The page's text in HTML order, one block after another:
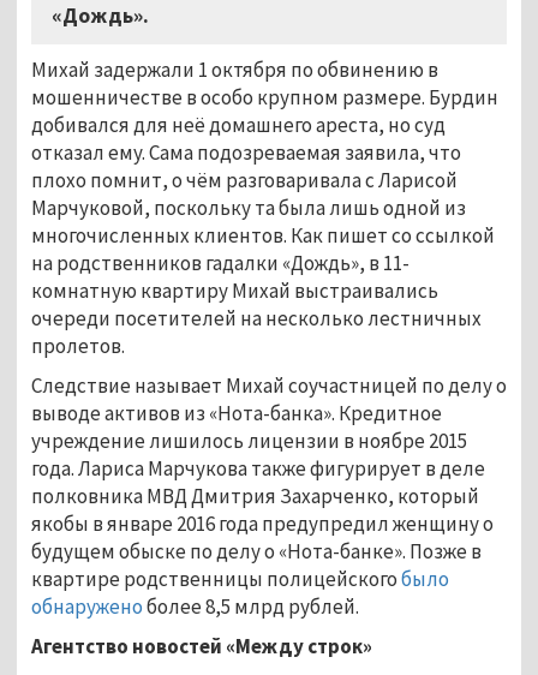
«Дождь».
Михай задержали 1 октября по обвинению в
мошенничестве в особо крупном размере. Бурдин
добивался для неё домашнего ареста, но суд
отказал ему. Сама подозреваемая заявила, что
плохо помнит, о чём разговаривала с Ларисой
Марчуковой, поскольку та была лишь одной из
многочисленных клиентов. Как пишет со ссылкой
на родственников гадалки «Дождь», в 11-
комнатную квартиру Михай выстраивались
очереди посетителей на несколько лестничных
пролетов.
Следствие называет Михай соучастницей по делу о
выводе активов из «Нота-банка». Кредитное
учреждение лишилось лицензии в ноябре 2015
года. Лариса Марчукова также фигурирует в деле
полковника МВД Дмитрия Захарченко, который
якобы в январе 2016 года предупредил женщину о
будущем обыске по делу о «Нота-банке». Позже в
квартире родственницы полицейскогобыло
обнаруженоболее 8,5 млрд рублей.
Агентство новостей «Между строк»